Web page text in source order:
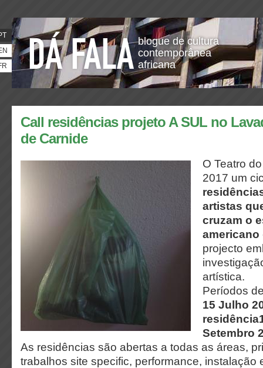
blogue de cultura
contemporânea
africana
Call residências projeto A SUL no
de Carnide
O Teatro
2017 um
artistas
cruzam o
americano
projecto
artística.
Períodos
15 Julho
Setembro
As residências são abertas a todas as áreas,
trabalhos site specific, performance, instalação